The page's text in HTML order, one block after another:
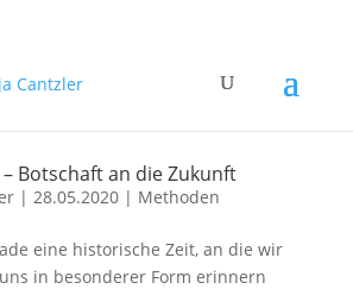
Botschaft an die Zukunft
| 28.05.2020| Methoden
eine historische Zeit, an die wir
in besonderer Form erinnern